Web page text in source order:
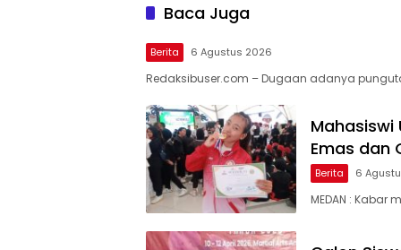
Baca Juga
Berita 6 Agustus 2026
Redaksibuser.com – Dugaan adanya
Mahasiswi
Emas dan
Berita 6
MEDAN :